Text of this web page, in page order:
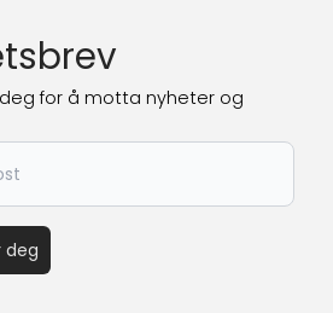
for å motta nyheter og
deg